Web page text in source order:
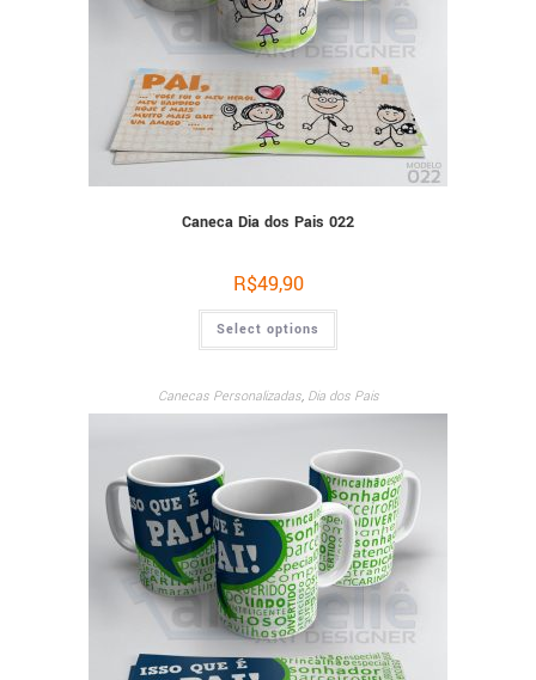
Caneca Dia dos Pais 022
R$49,90
Select options
Canecas Personalizadas, Dia dos Pais